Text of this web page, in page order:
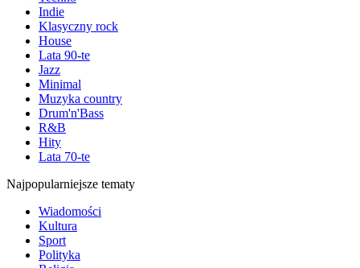
Indie
Klasyczny rock
House
Lata 90-te
Jazz
Minimal
Muzyka country
Drum'n'Bass
R&B
Hity
Lata 70-te
Najpopularniejsze tematy
Wiadomości
Kultura
Sport
Polityka